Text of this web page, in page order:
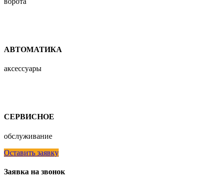
АВТОМАТИКА
аксессуары
СЕРВИСНОЕ
обслуживание
Оставить заявку
Заявка на звонок